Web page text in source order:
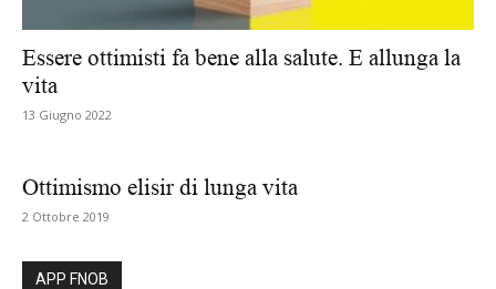
Essere ottimisti fa bene alla salute. E allunga la
vita
13 Giugno 2022
Ottimismo elisir di lunga vita
2 Ottobre 2019
APP FNOB